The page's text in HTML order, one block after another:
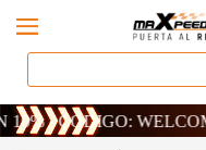
CÓDIGO: WELCOME
CÓDIGO: WELCOME